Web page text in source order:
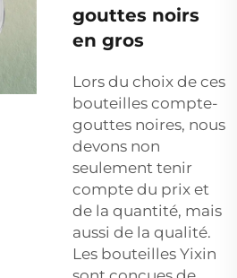
gouttes noirs
en gros
Lors du choix de ces
bouteilles compte-
gouttes noires, nous
devons non
seulement tenir
compte du prix et
de la quantité, mais
aussi de la qualité.
Les bouteilles Yixin